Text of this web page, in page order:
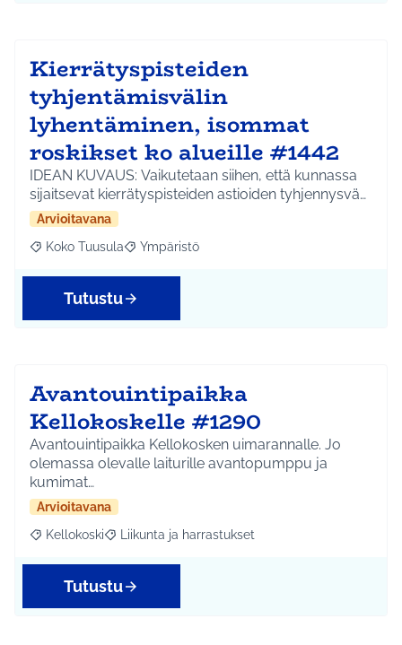
Kierrätyspisteiden
tyhjentämisvälin
lyhentäminen, isommat
roskikset ko alueille #1442
IDEAN KUVAUS: Vaikutetaan siihen, että kunnassa
sijaitsevat kierrätyspisteiden astioiden tyhjennysvä…
Arvioitavana
Rajaa tulokset aihepiirin mukaan: Koko Tuusula
Koko Tuusula Rajaa tulokset teeman mukaan: Ympäristö
Ympäristö
Tutustu
Avantouintipaikka
Kellokoskelle #1290
Avantouintipaikka Kellokosken uimarannalle. Jo
olemassa olevalle laiturille avantopumppu ja
kumimat…
Arvioitavana
Rajaa tulokset aihepiirin mukaan: Kellokoski
Kellokoski Rajaa tulokset teeman mukaan: Liikunta ja
Liikunta ja harrastukset
Tutustu